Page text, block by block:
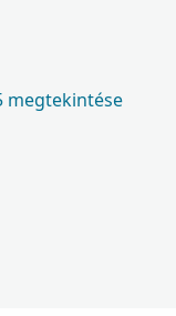
megtekintése